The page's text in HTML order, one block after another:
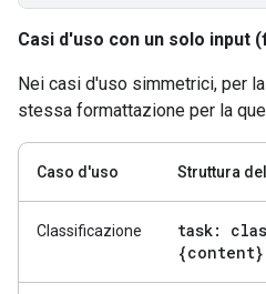
Casi d'uso con un solo input
Nei casi d'uso simmetrici, per
stessa formattazione per la
Caso d'uso Struttura
Classificazione task:
{content}